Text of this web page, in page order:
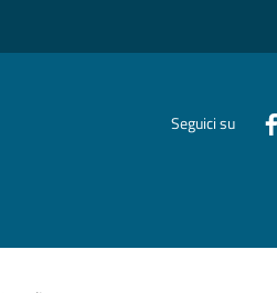
Seguici su